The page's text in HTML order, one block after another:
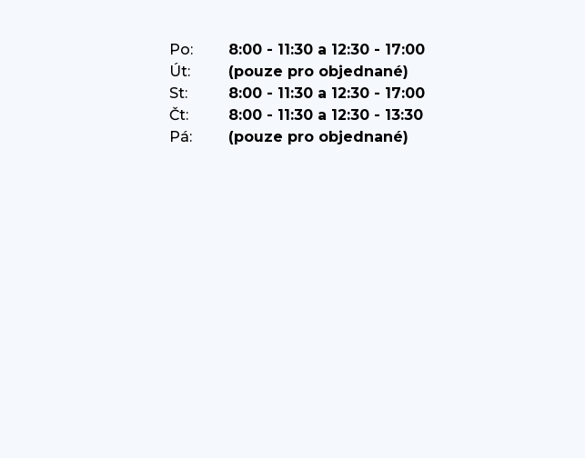
Po:
8:00 - 11:30 a 12:30 - 17:00
Út:
(pouze pro objednané)
St:
8:00 - 11:30 a 12:30 - 17:00
Čt:
8:00 - 11:30 a 12:30 - 13:30
Pá:
(pouze pro objednané)